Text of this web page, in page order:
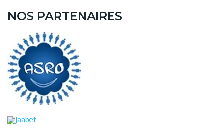
NOS PARTENAIRES
Jaabet